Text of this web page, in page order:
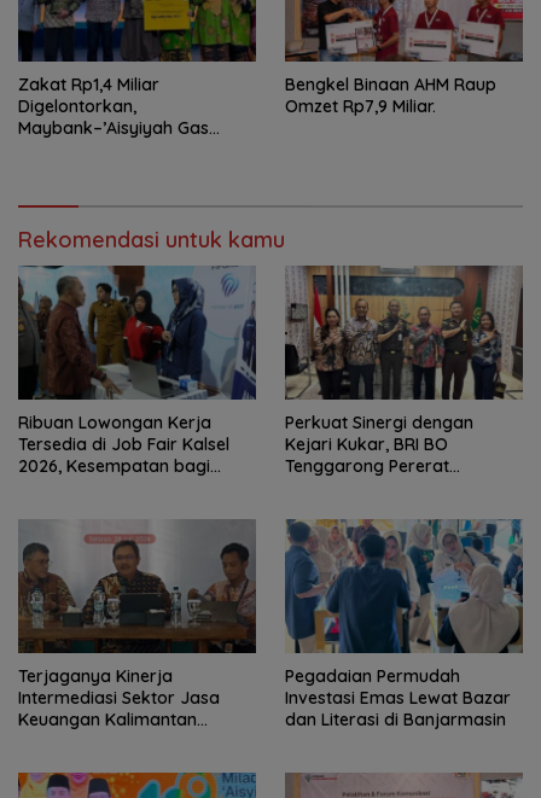
Zakat Rp1,4 Miliar
Digelontorkan,
Maybank–’Aisyiyah Gas
Bengkel Binaan AHM Raup
Omzet Rp7,9 Miliar.
Rekomendasi untuk kamu
Ribuan Lowongan Kerja
Tersedia di Job Fair Kalsel
2026, Kesempatan bagi
Perkuat Sinergi dengan
Kejari Kukar, BRI BO
Tenggarong Pererat
Terjaganya Kinerja
Intermediasi Sektor Jasa
Keuangan Kalimantan
Daerah
Pegadaian Permudah
Investasi Emas Lewat Bazar
dan Literasi di Banjarmasin